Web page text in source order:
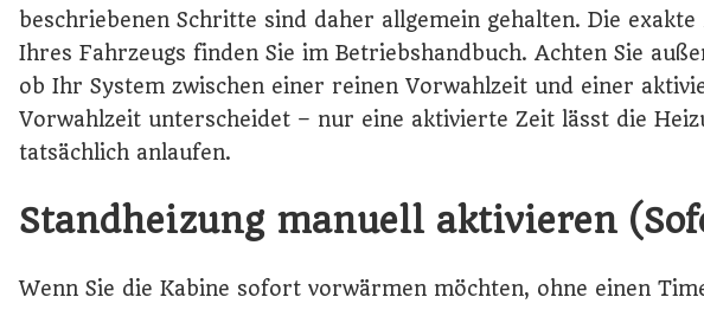
beschriebenen Schritte sind daher allgemein gehalten. Die
Ihres Fahrzeugs finden Sie im Betriebshandbuch. Achten Sie
ob Ihr System zwischen einer reinen Vorwahlzeit und einer
Vorwahlzeit unterscheidet – nur eine aktivierte Zeit lässt die
tatsächlich anlaufen.
Standheizung manuell aktivieren
Wenn Sie die Kabine sofort vorwärmen möchten, ohne einen